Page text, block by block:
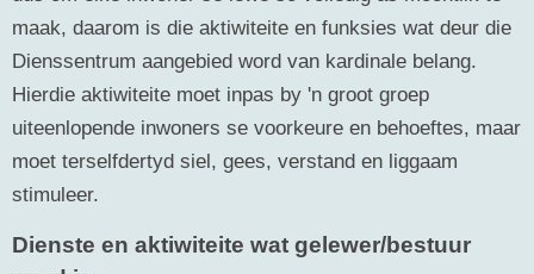
maak, daarom is die aktiwiteite en funksies wat deur die
Dienssentrum aangebied word van kardinale belang.
Hierdie aktiwiteite moet inpas by 'n groot groep
uiteenlopende inwoners se voorkeure en behoeftes, maar
moet terselfdertyd siel, gees, verstand en liggaam
stimuleer.
Dienste en aktiwiteite wat gelewer/bestuur